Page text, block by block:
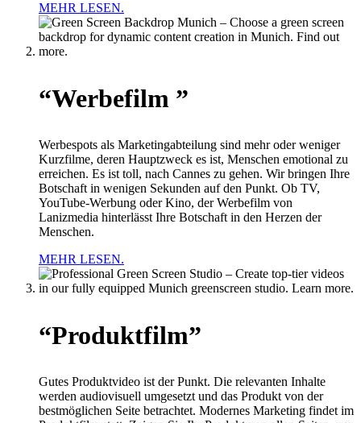
MEHR LESEN.
“Werbefilm ”
Werbespots als Marketingabteilung sind mehr oder weniger
Kurzfilme, deren Hauptzweck es ist, Menschen emotional zu
erreichen. Es ist toll, nach Cannes zu gehen. Wir bringen Ihre
Botschaft in wenigen Sekunden auf den Punkt. Ob TV,
YouTube-Werbung oder Kino, der Werbefilm von
Lanizmedia hinterlässt Ihre Botschaft in den Herzen der
Menschen.
MEHR LESEN.
“Produktfilm”
Gutes Produktvideo ist der Punkt. Die relevanten Inhalte
werden audiovisuell umgesetzt und das Produkt von der
bestmöglichen Seite betrachtet. Modernes Marketing findet im